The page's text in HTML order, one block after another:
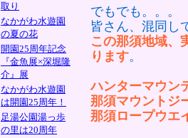
取り
なかがわ水遊園
の夏の花
開園25周年記念
『金魚展×深堀隆
介』展
なかがわ水遊園
は開園25周年！
足湯公園湯っ歩
の里は20周年
でもでも。。。
皆さん、混同し
この那須地域、
ります。
ハンターマウン
那須マウントジ
那須ロープウエ